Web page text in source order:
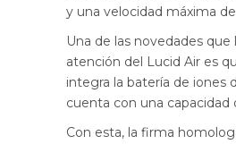
y una velocidad máxima de
Una de las novedades que
atención del Lucid Air es
integra la batería de iones
cuenta con una capacidad
Con esta, la firma